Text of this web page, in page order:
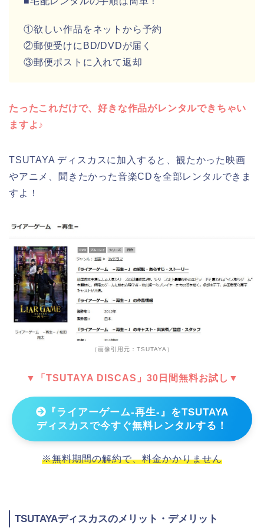
①欲しい作品をネットから予約
②郵便受けにBD/DVDが届く
③郵便ポストに入れて返却
たったこれだけで、好きな作品がレンタルできちゃい
ますよ♪
TSUTAYA ディスカスに加入すると、観たかった映画
やアニメ、聞きたかった音楽CDを全部レンタルできま
すよ！
（画像引用元：TSUTAYA）
▼「TSUTAYA DISCAS」30日間無料お試し▼
『ライアーゲーム-再生-』をTSUTAYA
ディスカスで今すぐ無料レンタルする！
※無料期間の解約で、料金かかりません
TSUTAYAディスカスのメリット・デメリット